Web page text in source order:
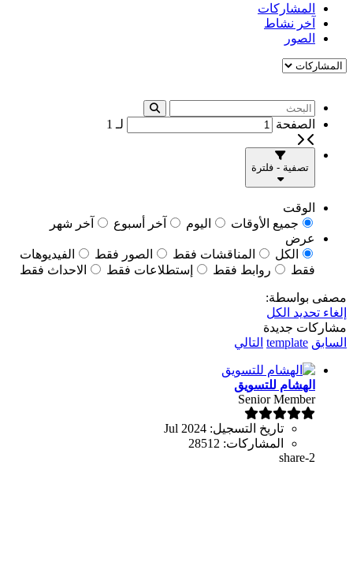
المشاركات
آخر نشاط
الصور
الصفحة لـ 1
تصفية - فلترة
الوقت
جميع الأوقات
اليوم آخر أسبوع
آخر شهر
عرض
الكل
المناقشات فقط الصور فقط
الفيديوهات
فقط
روابط فقط إستطلاعات فقط الاحداث فقط
مصفى بواسطة:
إلغاء تحديد الكل
مشاركات جديدة
السابق template التالي
الهشام للتسويق
Senior Member
تاريخ التسجيل: Jul 2024
المشاركات: 28512
share-2